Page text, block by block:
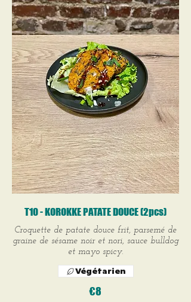
T10 - KOROKKE PATATE DOUCE (2pcs)
Croquette de patate douce frit, parsemé de
graine de sésame noir et nori, sauce bulldog
et mayo spicy.
€8
Végétarien